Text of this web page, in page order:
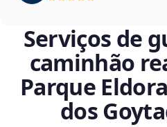
Serviços de
caminhão
Parque
dos